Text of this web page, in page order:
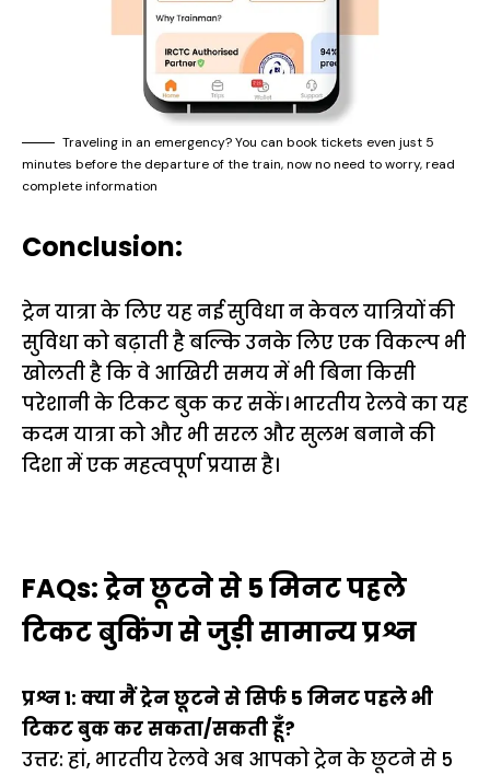
Traveling in an emergency? You can book tickets even just 5
minutes before the departure of the train, now no need to worry, read
complete information
Conclusion:
ट्रेन यात्रा के लिए यह नई सुविधा न केवल यात्रियों की
सुविधा को बढ़ाती है बल्कि उनके लिए एक विकल्प भी
खोलती है कि वे आखिरी समय में भी बिना किसी
परेशानी के टिकट बुक कर सकें। भारतीय रेलवे का यह
कदम यात्रा को और भी सरल और सुलभ बनाने की
दिशा में एक महत्वपूर्ण प्रयास है।
FAQs: ट्रेन छूटने से 5 मिनट पहले
टिकट बुकिंग से जुड़ी सामान्य प्रश्न
प्रश्न 1: क्या मैं ट्रेन छूटने से सिर्फ 5 मिनट पहले भी
टिकट बुक कर सकता/सकती हूँ?
उत्तर: हां, भारतीय रेलवे अब आपको ट्रेन के छूटने से 5